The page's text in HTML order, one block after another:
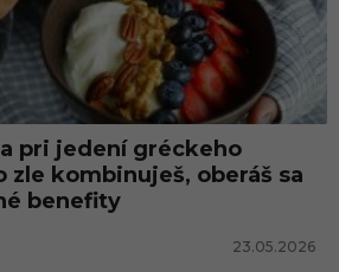
pri jedení gréckeho
zle kombinuješ, oberáš sa
benefity
23.05.2026